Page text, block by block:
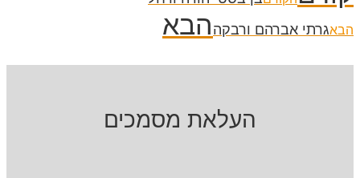
הבאגרתי אברהם ורבקה הבא
העלאת מסמכים